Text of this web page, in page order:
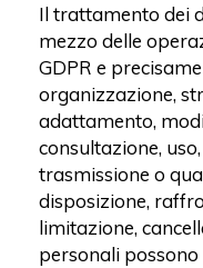
Il trattamento dei
mezzo delle
GDPR e
organizzazione,
adattamento,
consultazione,
trasmissione o
disposizione,
limitazione,
personali